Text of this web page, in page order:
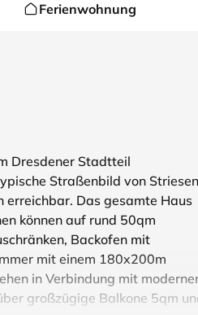
Ferienwohnung
Dresdener Stadtteil
Straßenbild von
erreichbar. Das gesamte Haus
können auf rund 50qm
Backofen mit
mit einem 180x200m
in Verbindung mit
großzügige Balkone 5qm